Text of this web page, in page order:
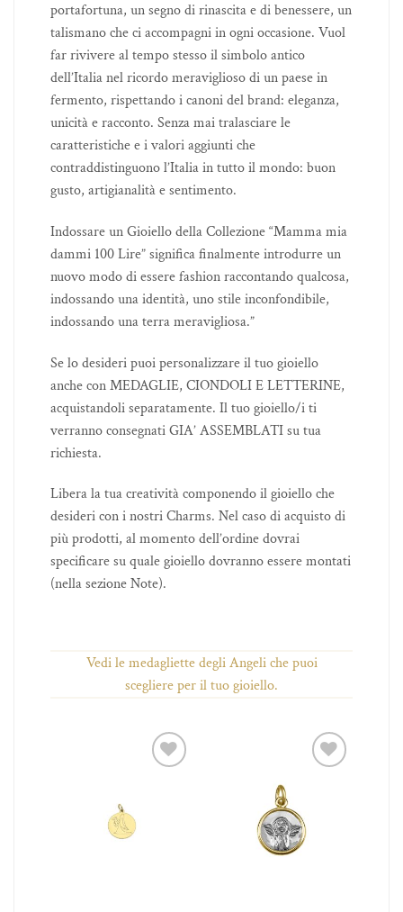
portafortuna, un segno di rinascita e di benessere, un
talismano che ci accompagni in ogni occasione. Vuol
far rivivere al tempo stesso il simbolo antico
dell’Italia nel ricordo meraviglioso di un paese in
fermento, rispettando i canoni del brand: eleganza,
unicità e racconto. Senza mai tralasciare le
caratteristiche e i valori aggiunti che
contraddistinguono l’Italia in tutto il mondo: buon
gusto, artigianalità e sentimento.
Indossare un Gioiello della Collezione “Mamma mia
dammi 100 Lire” significa finalmente introdurre un
nuovo modo di essere fashion raccontando qualcosa,
indossando una identità, uno stile inconfondibile,
indossando una terra meravigliosa.”
Se lo desideri puoi personalizzare il tuo gioiello
anche con MEDAGLIE, CIONDOLI E LETTERINE,
acquistandoli separatamente. Il tuo gioiello/i ti
verranno consegnati GIA’ ASSEMBLATI su tua
richiesta.
Libera la tua creatività componendo il gioiello che
desideri con i nostri Charms. Nel caso di acquisto di
più prodotti, al momento dell’ordine dovrai
specificare su quale gioiello dovranno essere montati
(nella sezione Note).
Vedi le medagliette degli Angeli che puoi
scegliere per il tuo gioiello.
desideri